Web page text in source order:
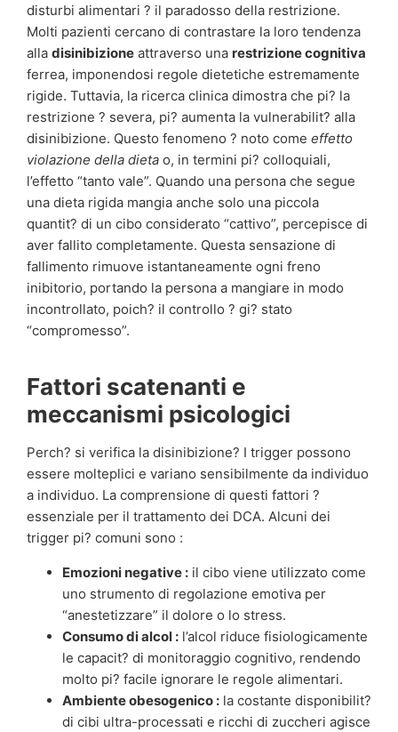
disturbi alimentari ? il paradosso della restrizione.
Molti pazienti cercano di contrastare la loro tendenza
alla disinibizione attraverso una restrizione cognitiva
ferrea, imponendosi regole dietetiche estremamente
rigide. Tuttavia, la ricerca clinica dimostra che pi? la
restrizione ? severa, pi? aumenta la vulnerabilit? alla
disinibizione. Questo fenomeno ? noto come effetto
violazione della dieta o, in termini pi? colloquiali,
l’effetto “tanto vale”. Quando una persona che segue
una dieta rigida mangia anche solo una piccola
quantit? di un cibo considerato “cattivo”, percepisce di
aver fallito completamente. Questa sensazione di
fallimento rimuove istantaneamente ogni freno
inibitorio, portando la persona a mangiare in modo
incontrollato, poich? il controllo ? gi? stato
“compromesso”.
Fattori scatenanti e
meccanismi psicologici
Perch? si verifica la disinibizione? I trigger possono
essere molteplici e variano sensibilmente da individuo
a individuo. La comprensione di questi fattori ?
essenziale per il trattamento dei DCA. Alcuni dei
trigger pi? comuni sono :
Emozioni negative : il cibo viene utilizzato come
uno strumento di regolazione emotiva per
“anestetizzare” il dolore o lo stress.
Consumo di alcol : l’alcol riduce fisiologicamente
le capacit? di monitoraggio cognitivo, rendendo
molto pi? facile ignorare le regole alimentari.
Ambiente obesogenico : la costante disponibilit?
di cibi ultra-processati e ricchi di zuccheri agisce